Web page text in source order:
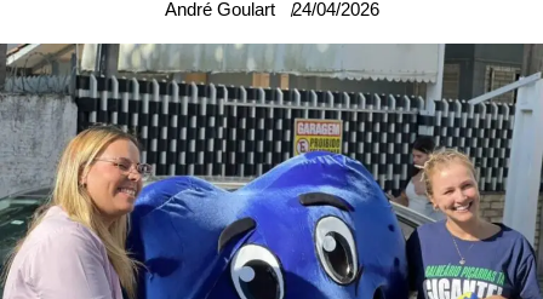
André Goulart 24/04/2026